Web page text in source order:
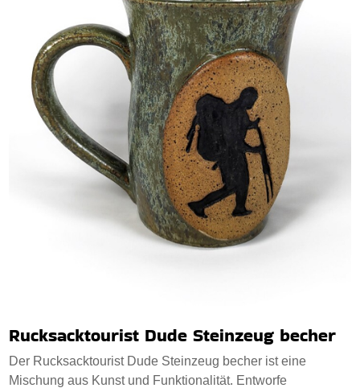
Rucksacktourist Dude Steinzeug becher
Der Rucksacktourist Dude Steinzeug becher ist eine
Mischung aus Kunst und Funktionalität. Entworfe